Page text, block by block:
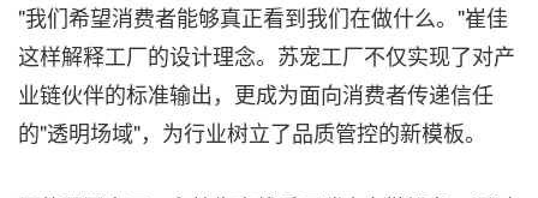
"我们希望消费者能够真正看到我们在做什么。"崔佳
这样解释工厂的设计理念。苏宠工厂不仅实现了对产
业链伙伴的标准输出，更成为面向消费者传递信任
的"透明场域"，为行业树立了品质管控的新模板。